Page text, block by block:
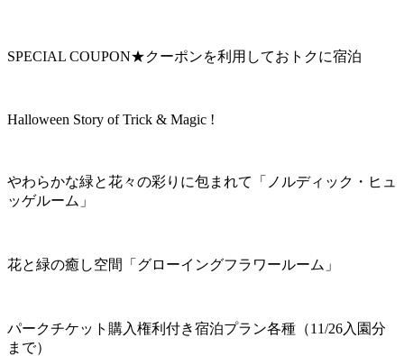
SPECIAL COUPON★クーポンを利用しておトクに宿泊
Halloween Story of Trick & Magic !
やわらかな緑と花々の彩りに包まれて「ノルディック・ヒュ
ッゲルーム」
花と緑の癒し空間「グローイングフラワールーム」
パークチケット購入権利付き宿泊プラン各種（11/26入園分
まで）